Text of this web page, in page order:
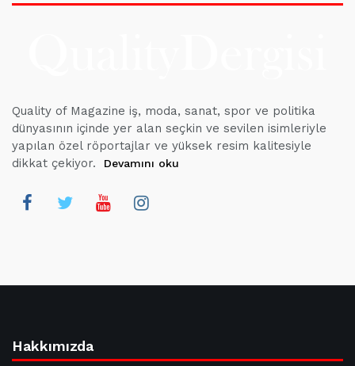
Quality of Magazine iş, moda, sanat, spor ve politika
dünyasının içinde yer alan seçkin ve sevilen isimleriyle
yapılan özel röportajlar ve yüksek resim kalitesiyle
dikkat çekiyor.
Devamını oku
Hakkımızda